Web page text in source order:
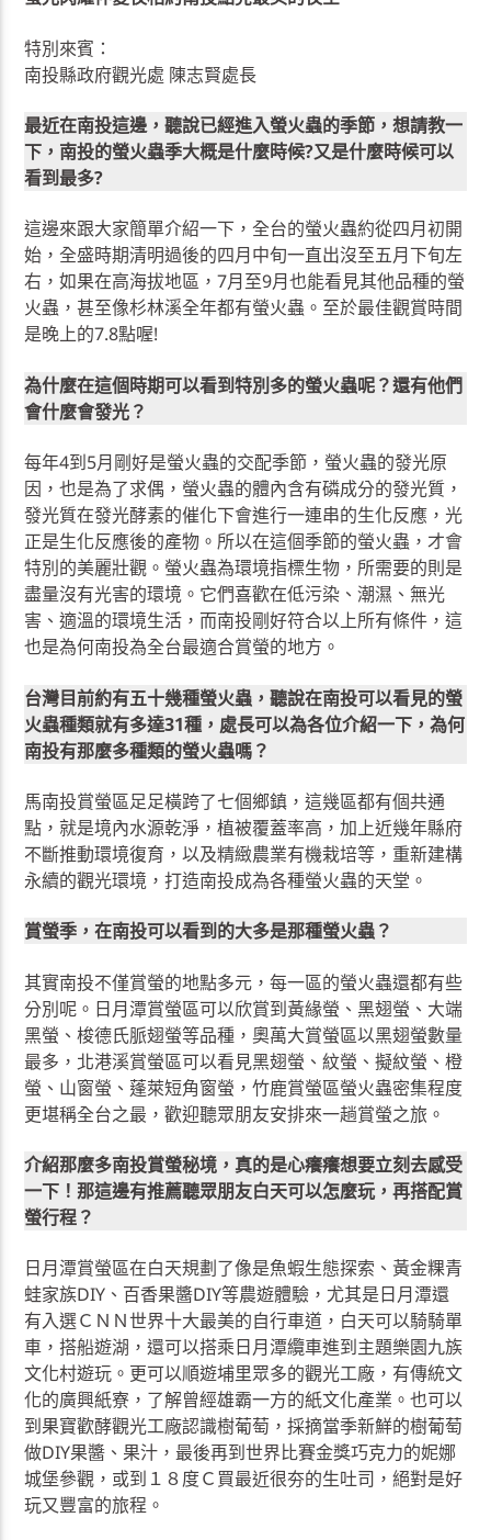
特別來賓：
南投縣政府觀光處 陳志賢處長
最近在南投這邊，聽說已經進入螢火蟲的季節，想請教一
下，南投的螢火蟲季大概是什麼時候?又是什麼時候可以
看到最多?
這邊來跟大家簡單介紹一下，全台的螢火蟲約從四月初開
始，全盛時期清明過後的四月中旬一直出沒至五月下旬左
右，如果在高海拔地區，7月至9月也能看見其他品種的螢
火蟲，甚至像杉林溪全年都有螢火蟲。至於最佳觀賞時間
是晚上的7.8點喔!
為什麼在這個時期可以看到特別多的螢火蟲呢？還有他們
會什麼會發光？
每年4到5月剛好是螢火蟲的交配季節，螢火蟲的發光原
因，也是為了求偶，螢火蟲的體內含有磷成分的發光質，
發光質在發光酵素的催化下會進行一連串的生化反應，光
正是生化反應後的產物。所以在這個季節的螢火蟲，才會
特別的美麗壯觀。螢火蟲為環境指標生物，所需要的則是
盡量沒有光害的環境。它們喜歡在低污染、潮濕、無光
害、適溫的環境生活，而南投剛好符合以上所有條件，這
也是為何南投為全台最適合賞螢的地方。
台灣目前約有五十幾種螢火蟲，聽說在南投可以看見的螢
火蟲種類就有多達31種，處長可以為各位介紹一下，為何
南投有那麼多種類的螢火蟲嗎？
馬南投賞螢區足足橫跨了七個鄉鎮，這幾區都有個共通
點，就是境內水源乾淨，植被覆蓋率高，加上近幾年縣府
不斷推動環境復育，以及精緻農業有機栽培等，重新建構
永續的觀光環境，打造南投成為各種螢火蟲的天堂。
賞螢季，在南投可以看到的大多是那種螢火蟲？
其實南投不僅賞螢的地點多元，每一區的螢火蟲還都有些
分別呢。日月潭賞螢區可以欣賞到黃緣螢、黑翅螢、大端
黑螢、梭德氏脈翅螢等品種，奧萬大賞螢區以黑翅螢數量
最多，北港溪賞螢區可以看見黑翅螢、紋螢、擬紋螢、橙
螢、山窗螢、蓬萊短角窗螢，竹鹿賞螢區螢火蟲密集程度
更堪稱全台之最，歡迎聽眾朋友安排來一趟賞螢之旅。
介紹那麼多南投賞螢秘境，真的是心癢癢想要立刻去感受
一下！那這邊有推薦聽眾朋友白天可以怎麼玩，再搭配賞
螢行程？
日月潭賞螢區在白天規劃了像是魚蝦生態探索、黃金粿青
蛙家族DIY、百香果醬DIY等農遊體驗，尤其是日月潭還
有入選ＣＮＮ世界十大最美的自行車道，白天可以騎騎單
車，搭船遊湖，還可以搭乘日月潭纜車進到主題樂園九族
文化村遊玩。更可以順遊埔里眾多的觀光工廠，有傳統文
化的廣興紙寮，了解曾經雄霸一方的紙文化產業。也可以
到果寶歡酵觀光工廠認識樹葡萄，採摘當季新鮮的樹葡萄
做DIY果醬、果汁，最後再到世界比賽金獎巧克力的妮娜
城堡參觀，或到１８度Ｃ買最近很夯的生吐司，絕對是好
玩又豐富的旅程。